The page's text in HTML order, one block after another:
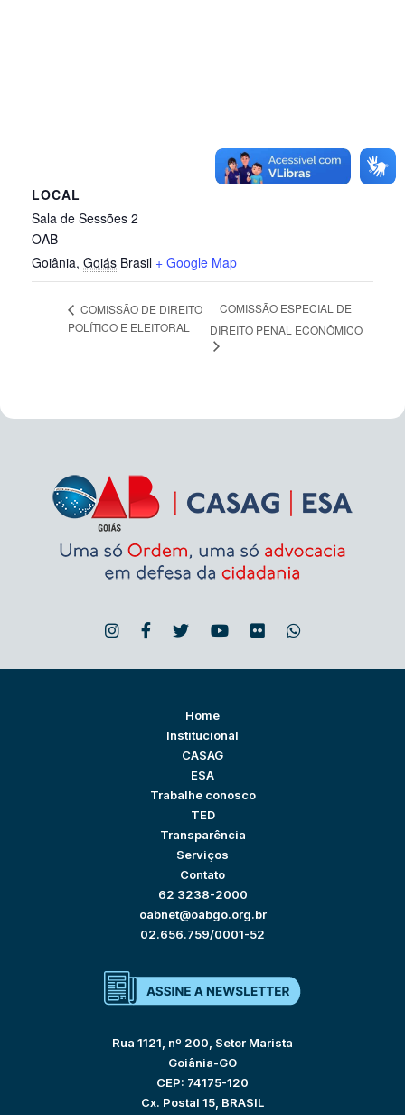
LOCAL
Sala de Sessões 2
OAB
Goiânia, Goiás Brasil + Google Map
COMISSÃO DE DIREITO
POLÍTICO E ELEITORAL
COMISSÃO ESPECIAL DE
DIREITO PENAL ECONÔMICO
Home
Institucional
CASAG
ESA
Trabalhe conosco
TED
Transparência
Serviços
Contato
62 3238-2000
oabnet@oabgo.org.br
02.656.759/0001-52
Rua 1121, nº 200, Setor Marista
Goiânia-GO
CEP: 74175-120
Cx. Postal 15, BRASIL